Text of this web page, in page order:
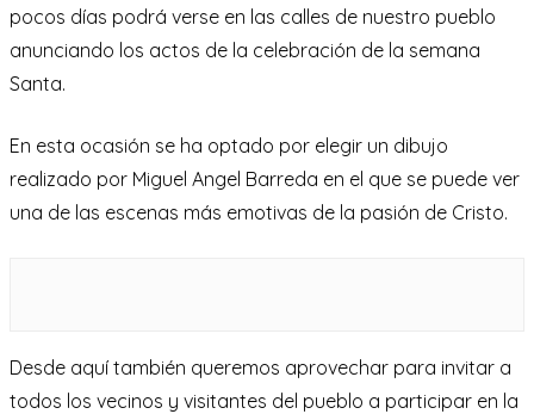
pocos días podrá verse en las calles de nuestro pueblo
anunciando los actos de la celebración de la semana
Santa.
En esta ocasión se ha optado por elegir un dibujo
realizado por Miguel Angel Barreda en el que se puede ver
una de las escenas más emotivas de la pasión de Cristo.
Desde aquí también queremos aprovechar para invitar a
todos los vecinos y visitantes del pueblo a participar en la